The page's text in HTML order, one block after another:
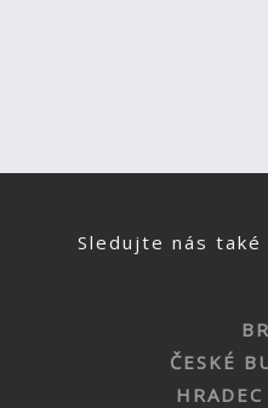
Sledujte nás také
ČESKÉ